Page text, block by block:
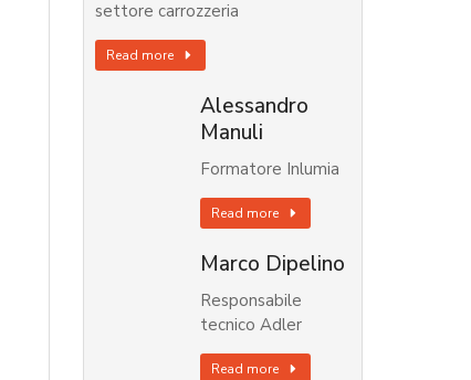
settore carrozzeria
Read more
Alessandro
Manuli
Formatore Inlumia
Read more
Marco Dipelino
Responsabile
tecnico Adler
Read more